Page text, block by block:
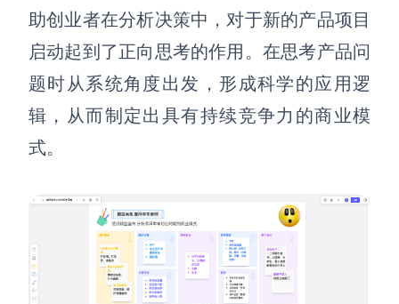
助创业者在分析决策中，对于新的产品项目
启动起到了正向思考的作用。在思考产品问
题时从系统角度出发，形成科学的应用逻
辑，从而制定出具有持续竞争力的商业模
式。